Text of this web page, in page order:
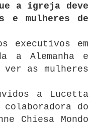
a igreja deve
e mulheres de
executivos em
a Alemanha e
as mulheres
a Lucetta
do
Chiesa Mondo